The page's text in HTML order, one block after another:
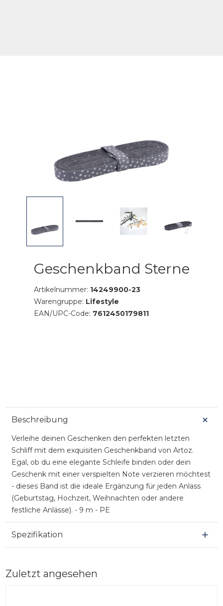
Geschenkband Sterne
Artikelnummer: 14249900-23
Warengruppe: Lifestyle
EAN/UPC-Code: 7612450179811
Beschreibung
Verleihe deinen Geschenken den perfekten letzten
Schliff mit dem exquisiten Geschenkband von Artoz.
Egal, ob du eine elegante Schleife binden oder dein
Geschenk mit einer verspielten Note verzieren möchtest
- dieses Band ist die ideale Ergänzung für jeden Anlass
(Geburtstag, Hochzeit, Weihnachten oder andere
festliche Anlässe). - 9 m - PE
Spezifikation
Zuletzt angesehen